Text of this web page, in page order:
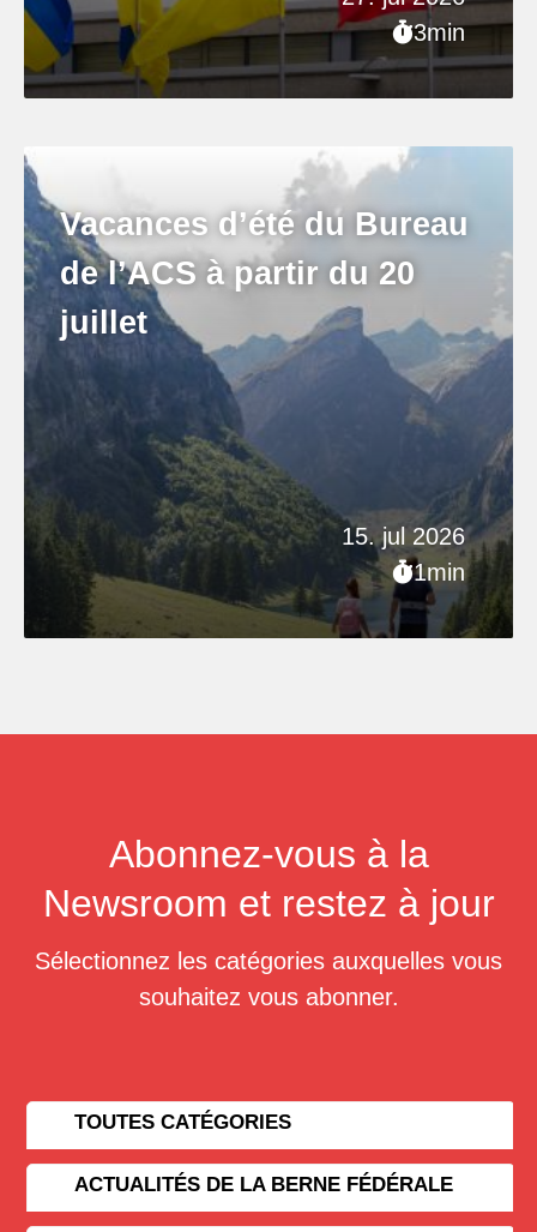
3min
15. jul 2026
1min
Vacances d’été du Bureau
de l’ACS à partir du 20
juillet
Abonnez-vous à la
Newsroom et restez à jour
Sélectionnez les catégories auxquelles vous
souhaitez vous abonner.
TOUTES CATÉGORIES
ACTUALITÉS DE LA BERNE FÉDÉRALE